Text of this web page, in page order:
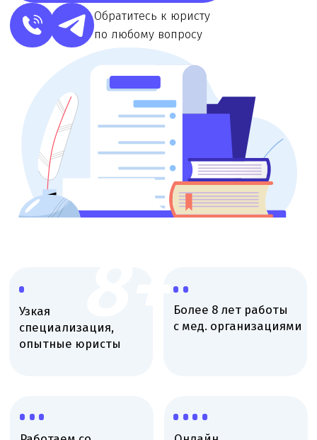
Более 8 лет работы
с мед. организациями
Онлайн
Высокая оценка
Яндекскартах
Работаем со
8+
Узкая
специализация,
опытные юристы